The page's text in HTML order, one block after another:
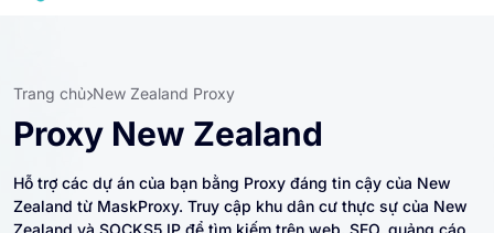
Trang chủ New Zealand Proxy
Proxy New Zealand
Hỗ trợ các dự án của bạn bằng Proxy đáng tin cậy của New
Zealand từ MaskProxy. Truy cập khu dân cư thực sự của New
Zealand và SOCKS5 IP để tìm kiếm trên web, SEO, quảng cáo